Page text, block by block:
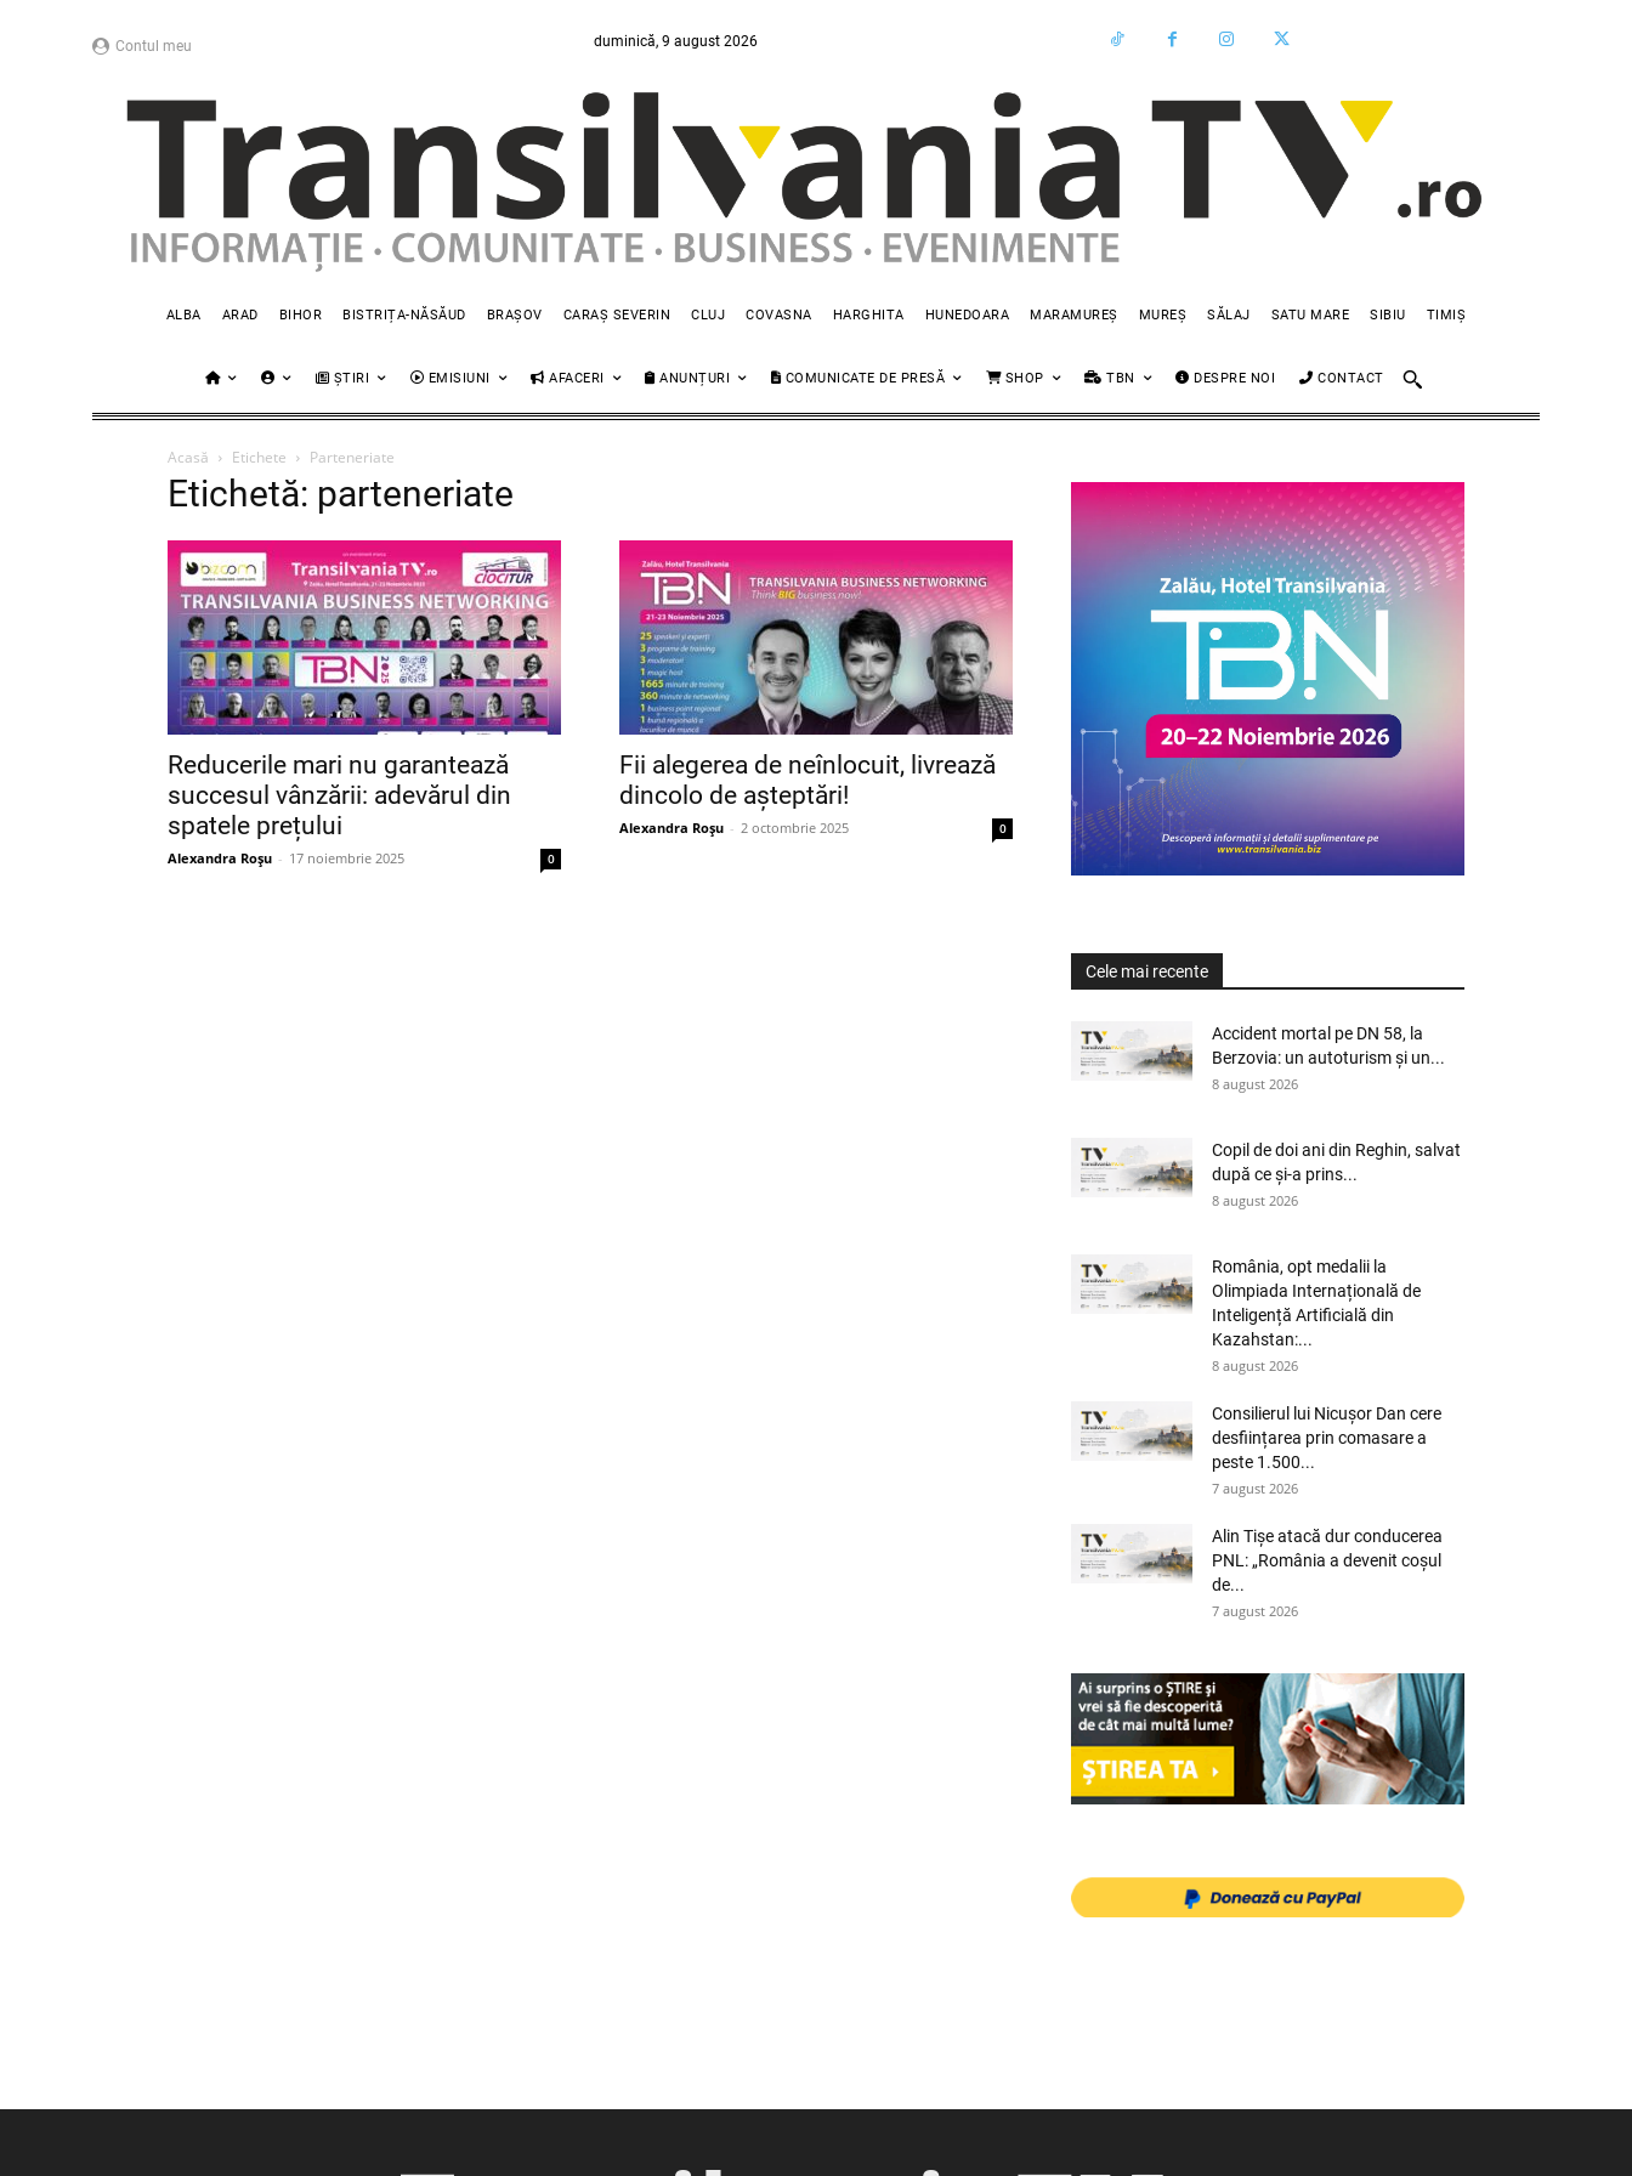
Contul meu duminică, 9 august 2026
ALBA ARAD BIHOR BISTRIȚA-NĂSĂUD BRAȘOV CARAȘ SEVERIN CLUJ COVASNA HARGHITA HUNEDOARA MARAMUREȘ MUREȘ SĂLAJ SATU MARE SIBIU TIMIȘ
ȘTIRI EMISIUNI AFACERI ANUNȚURI COMUNICATE DE PRESĂ SHOP TBN DESPRE NOI CONTACT
Acasă Etichete Parteneriate
Etichetă: parteneriate
Reducerile mari nu garantează
succesul vânzării: adevărul din
spatele prețului
Alexandra Roșu - 17 noiembrie 2025 0
Fii alegerea de neînlocuit, livrează
dincolo de așteptări!
Alexandra Roșu - 2 octombrie 2025 0
Cele mai recente
Accident mortal pe DN 58, la
Berzovia: un autoturism și un...
8 august 2026
Copil de doi ani din Reghin, salvat
după ce și-a prins...
8 august 2026
România, opt medalii la
Olimpiada Internațională de
Inteligență Artificială din
Kazahstan:...
8 august 2026
Consilierul lui Nicușor Dan cere
desființarea prin comasare a
peste 1.500...
7 august 2026
Alin Tișe atacă dur conducerea
PNL: „România a devenit coșul
de...
7 august 2026